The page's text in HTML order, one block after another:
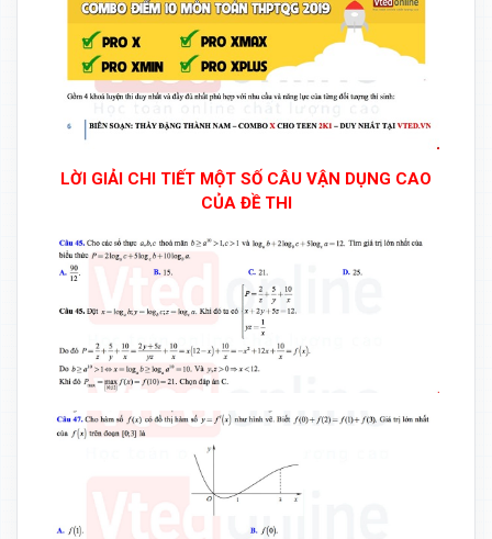
LỜI GIẢI CHI TIẾT MỘT SỐ CÂU VẬN DỤNG CAO
CỦA ĐỀ THI